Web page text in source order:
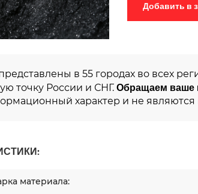
в 55 городах во всех
точку России и СНГ. Обращаем ваше
характер и не
материала: